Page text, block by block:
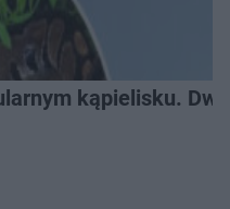
kąpielisku.